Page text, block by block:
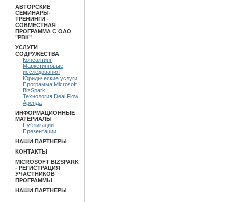
АВТОРСКИЕ
СЕМИНАРЫ-
ТРЕНИНГИ -
СОВМЕСТНАЯ
ПРОГРАММА С ОАО
"РВК"
УСЛУГИ
СОДРУЖЕСТВА
Консалтинг
Маркетинговые
исследования
Юридические услуги
Программа Microsoft
BizSpark
Технология Deal Flow.
Аренда
ИНФОРМАЦИОННЫЕ
МАТЕРИАЛЫ
Публикации
Презентации
НАШИ ПАРТНЕРЫ
КОНТАКТЫ
MICROSOFT BIZSPARK
- РЕГИСТРАЦИЯ
УЧАСТНИКОВ
ПРОГРАММЫ
НАШИ ПАРТНЕРЫ